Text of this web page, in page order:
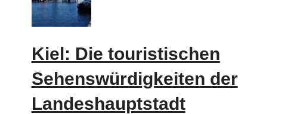
Kiel: Die touristischen
Sehenswürdigkeiten der
Landeshauptstadt